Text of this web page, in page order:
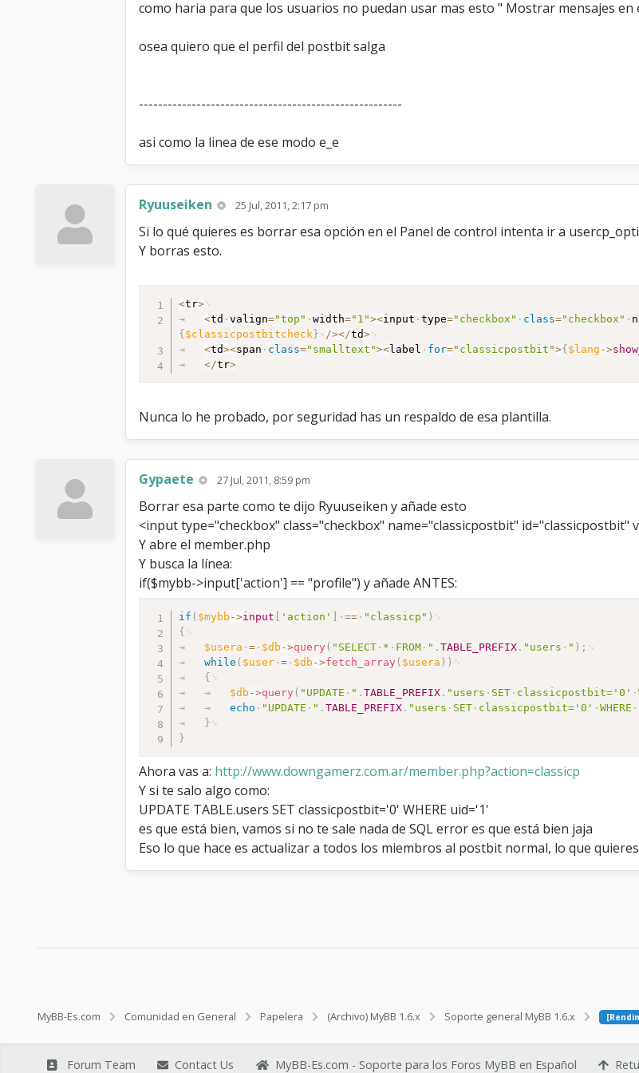
s
como haria para que los usuarios no puedan usar mas esto " Mostrar mensajes en
osea quiero que el perfil del postbit salga
-------------------------------------------------------
asi como la linea de ese modo e_e
Ryuuseiken 25 Jul, 2011, 2:17 pm
Si lo qué quieres es borrar esa opción en el Panel de control intenta ir a
Y borras esto.
<tr>
<td valign="top" width="1"><input type="checkbox" class="checkbox"
{$classicpostbitcheck} /></td>
<td><span class="smalltext"><label for="classicpostbit">{$lang ->
</tr>
Nunca lo he probado, por seguridad has un respaldo de esa plantilla.
Gypaete 27 Jul, 2011, 8:59 pm
Borrar esa parte como te dijo Ryuuseiken y añade esto
<input type="checkbox" class="checkbox" name="classicpostbit" id="classicpostbit"
Y abre el member.php
Y busca la línea:
if($mybb->input['action'] == "profile") y añade ANTES:
if ( $mybb ->input [ 'action' ] == "classicp" )
{
$usera
= $db ->query ( "SELECT * FROM " .TABLE_PREFIX . "users " ) ;
while ( $user = $db ->fetch_array ( $usera ) )
{
$db ->query ( "UPDATE " .TABLE_PREFIX . "users SET classicpostbit='0'
echo
"UPDATE " .TABLE_PREFIX . "users SET classicpostbit='0' WHERE
}
}
Ahora vas a: http://www.downgamerz.com.ar/member.php?action=classicp
Y si te salo algo como:
UPDATE TABLE.users SET classicpostbit='0' WHERE uid='1'
es que está bien, vamos si no te sale nada de SQL error es que está bien jaja
Eso lo que hace es actualizar a todos los miembros al postbit normal, lo que
MyBB-Es.com Comunidad en General Papelera (Archivo) MyBB 1.6.x Soporte general MyBB 1.6.x
Forum Team Contact Us MyBB-Es.com - Soporte para los Foros MyBB en Español